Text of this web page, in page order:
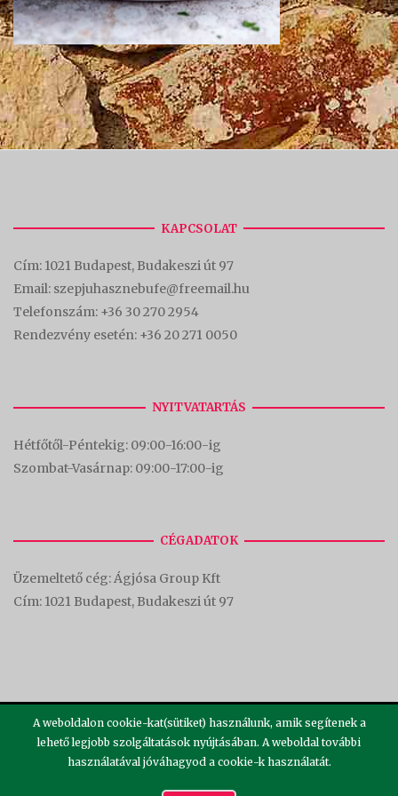
KAPCSOLAT
Cím: 1021 Budapest, Budakeszi út 97
Email: szepjuhasznebufe@freemail.hu
Telefonszám: +36 30 270 2954
Rendezvény esetén: +36 20 271 0050
NYITVATARTÁS
Hétfőtől-Péntekig: 09:00-16:00-ig
Szombat-Vasárnap: 09:00-17:00-ig
CÉGADATOK
Üzemeltető cég: Ágjósa Group Kft
Cím: 1021 Budapest, Budakeszi út 97
Theme bySiteOrigin
A weboldalon cookie-kat(sütiket) használunk, amik segítenek a
lehető legjobb szolgáltatások nyújtásában. A weboldal további
használatával jóváhagyod a cookie-k használatát.